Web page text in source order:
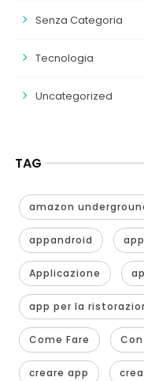
Senza Categoria
Tecnologia
Uncategorized
TAG
amazon
appandroid
Applicazione
app per la
Come Fare
creare app